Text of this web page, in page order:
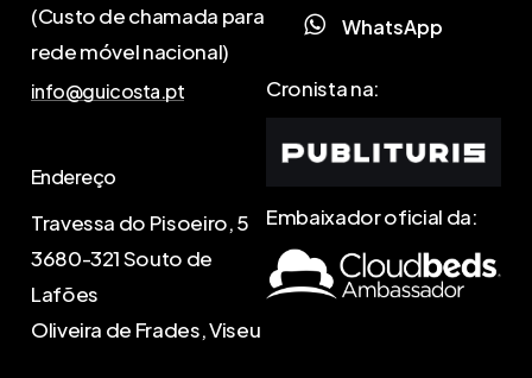
(Custo de chamada para
rede móvel nacional)
info@guicosta.pt
Endereço
Travessa do Pisoeiro, 5
3680-321 Souto de
Lafões
Oliveira de Frades, Viseu
WhatsApp
Cronista na:
Embaixador oficial da: